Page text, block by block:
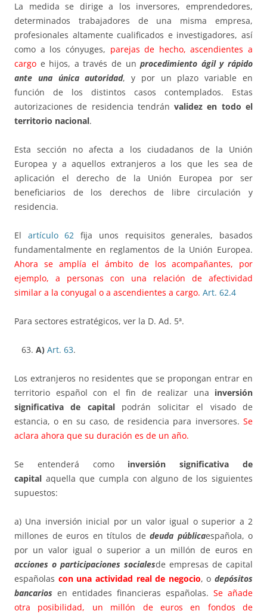
La medida se dirige a los inversores, emprendedores,
determinados trabajadores de una misma empresa,
profesionales altamente cualificados e investigadores, así
como a los cónyuges, parejas de hecho, ascendientes a
cargo e hijos, a través de unprocedimiento ágil y rápido
ante una única autoridad, y por un plazo variable en
función de los distintos casos contemplados. Estas
autorizaciones de residencia tendránvalidez en todo el
territorio nacional.
Esta sección no afecta a los ciudadanos de la Unión
Europea y a aquellos extranjeros a los que les sea de
aplicación el derecho de la Unión Europea por ser
beneficiarios de los derechos de libre circulación y
residencia.
El artículo 62 fija unos requisitos generales, basados
fundamentalmente en reglamentos de la Unión Europea.
Ahora se amplía el ámbito de los acompañantes, por
ejemplo, a personas con una relación de afectividad
similar a la conyugal o a ascendientes a cargo. Art. 62.4
Para sectores estratégicos, ver la D. Ad. 5ª.
A) Art. 63.
Los extranjeros no residentes que se propongan entrar en
territorio español con el fin de realizar una inversión
significativa de capitalpodrán solicitar el visado de
estancia, o en su caso, de residencia para inversores. Se
aclara ahora que su duración es de un año.
Se entenderá como inversión significativa de
capital aquella que cumpla con alguno de los siguientes
supuestos:
a) Una inversión inicial por un valor igual o superior a 2
millones de euros en títulos de deuda públicaespañola, o
por un valor igual o superior a un millón de euros en
acciones o participaciones socialesde empresas de capital
españolas con una actividad real de negocio, o depósitos
bancarios en entidades financieras españolas. Se añade
otra posibilidad, un millón de euros en fondos de